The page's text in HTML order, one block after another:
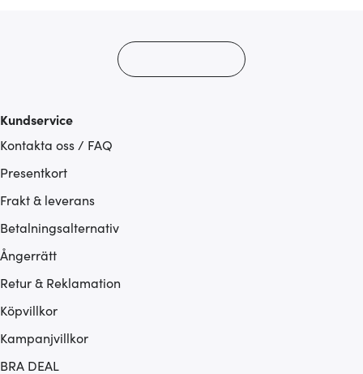
Kundservice
Kontakta oss / FAQ
Presentkort
Frakt & leverans
Betalningsalternativ
Ångerrätt
Retur & Reklamation
Köpvillkor
Kampanjvillkor
BRA DEAL